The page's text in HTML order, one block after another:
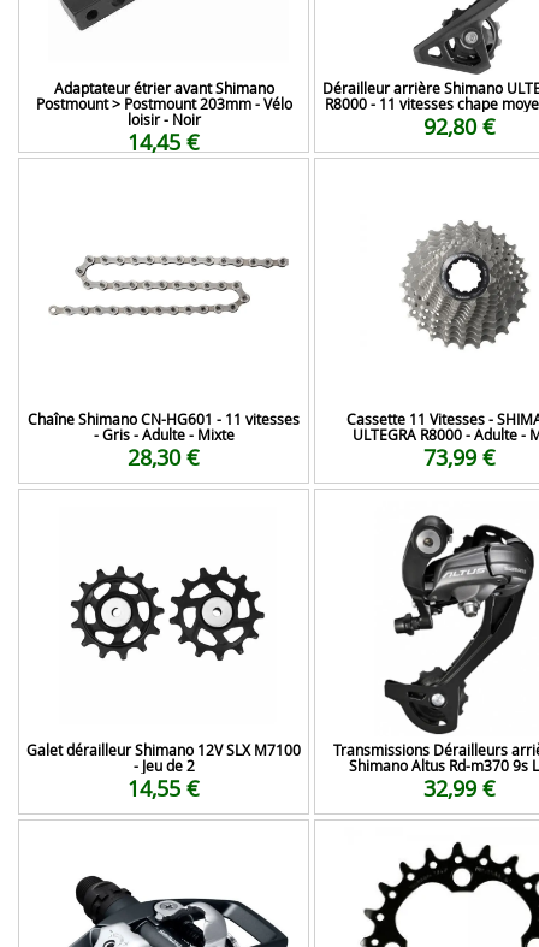
Adaptateur étrier avant Shimano
Postmount > Postmount 203mm - Vélo
loisir - Noir
14,45 €
Dérailleur arrière Shimano
R8000 - 11 vitesses chape
92,80 €
Chaîne Shimano CN-HG601 - 11 vitesses
- Gris - Adulte - Mixte
28,30 €
Cassette 11 Vitesses -
ULTEGRA R8000 - Adulte -
73,99 €
Galet dérailleur Shimano 12V SLX M7100
- Jeu de 2
14,55 €
Transmissions Dérailleurs
Shimano Altus Rd-m370 9s
32,99 €